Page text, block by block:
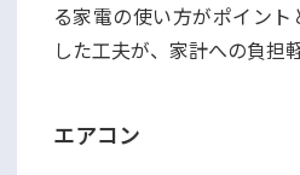
る家電の使い方がポイント
した工夫が、家計への負担
エアコン